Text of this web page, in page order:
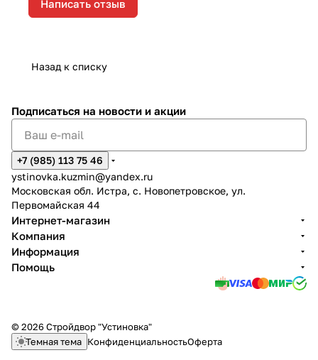
Написать отзыв
Назад к списку
Подписаться на новости и акции
+7 (985) 113 75 46
ystinovka.kuzmin@yandex.ru
Московская обл. Истра, с. Новопетровское, ул.
Первомайская 44
Интернет-магазин
Компания
Информация
Помощь
© 2026 Стройдвор "Устиновка"
Темная тема КонфиденциальностьОферта